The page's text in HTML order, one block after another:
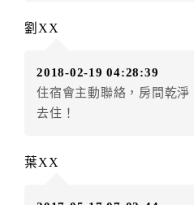
額3個月
．訂房者使用「保留住宿金
店客滿，敬請及早計畫，如
件放棄訂單（住宿權益）。
得辦理取消退款。
劉XX
2018-02-19 04:28:39
住宿會主動聯絡，房間乾
去住！
葉XX